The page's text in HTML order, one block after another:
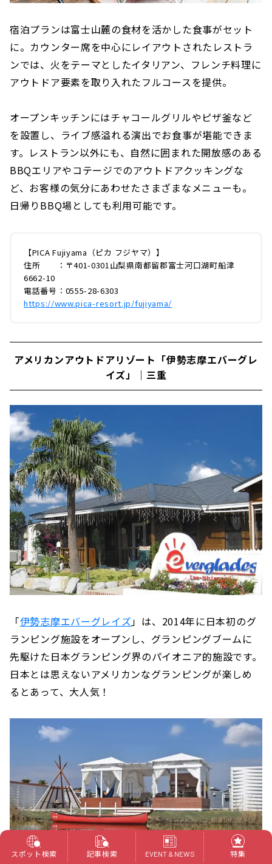
宿泊プランは富士山麓の食材を活かした食事がセット
に。カウンター席を中心にレイアウトされたレストラ
ンでは、火をテーマとしたイタリアン、フレンチ料理に
アウトドア要素を取り入れたフルコースを提供。
オープンキッチンにはチャコールグリルやピザ釜など
を設置し、ライブ感溢れる演出でお食事が堪能できま
す。レストラン以外にも、自然に囲まれた開放感のある
BBQエリアやコテージでのアウトドアクッキングな
ど、お客様の気分にあわせたさまざまなメニューも。
日帰りBBQ場としても利用可能です。
【PICA Fujiyama（ピカ フジヤマ）】
住所 ：〒401-0301山梨県南都留郡富士河口湖町船津
6662-10
電話番号：0555-28-6303
https://www.pica-resort.jp/fujiyama/
アメリカンアウトドアリゾート「伊勢志摩エバーグレ
イズ」｜三重
「伊勢志摩エバーグレイズ 」は、2014年に日本初のグ
ランピング施設をオープンし、グランピングブームに
先駆けた日本グランピング界のパイオニア的施設です。
日本とは思えないアメリカンなグランピングが楽しめ
るとあって、大人気！
スポット検索 記事検索 EVENT & NEWS 特集